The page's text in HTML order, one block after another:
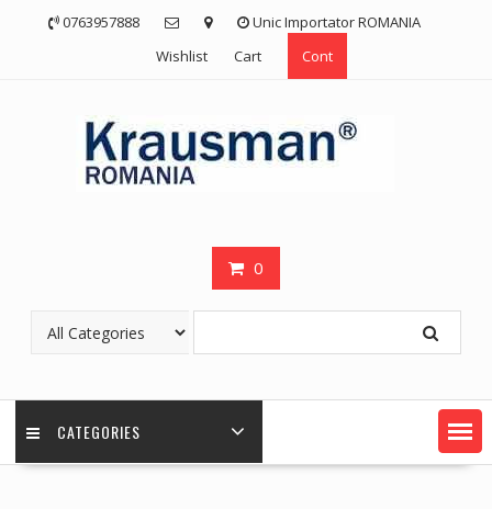
0763957888
Unic Importator ROMANIA
Wishlist
Cart Cont
0
CATEGORIES